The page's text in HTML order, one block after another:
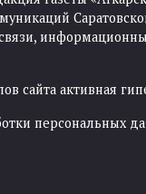
сайта активная
персональных